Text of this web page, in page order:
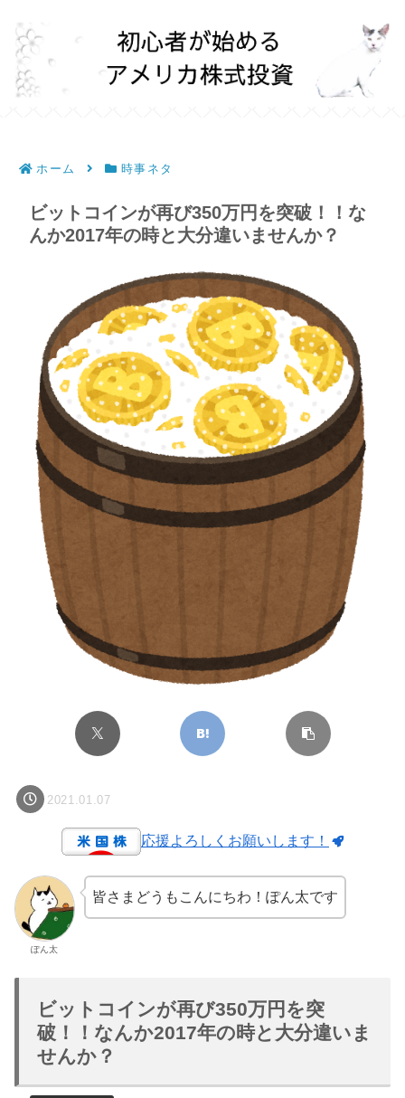
ホーム 時事ネタ
ビットコインが再び350万円を突破！！な
んか2017年の時と大分違いませんか？
2021.01.07
応援よろしくお願いします！
ぽん太
皆さまどうもこんにちわ！ぽん太です
ビットコインが再び350万円を突
破！！なんか2017年の時と大分違いま
せんか？